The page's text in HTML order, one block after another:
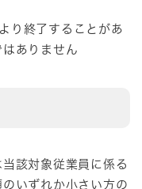
り終了することがあ
ありません
該対象従業員に係る
いずれか小さい方の